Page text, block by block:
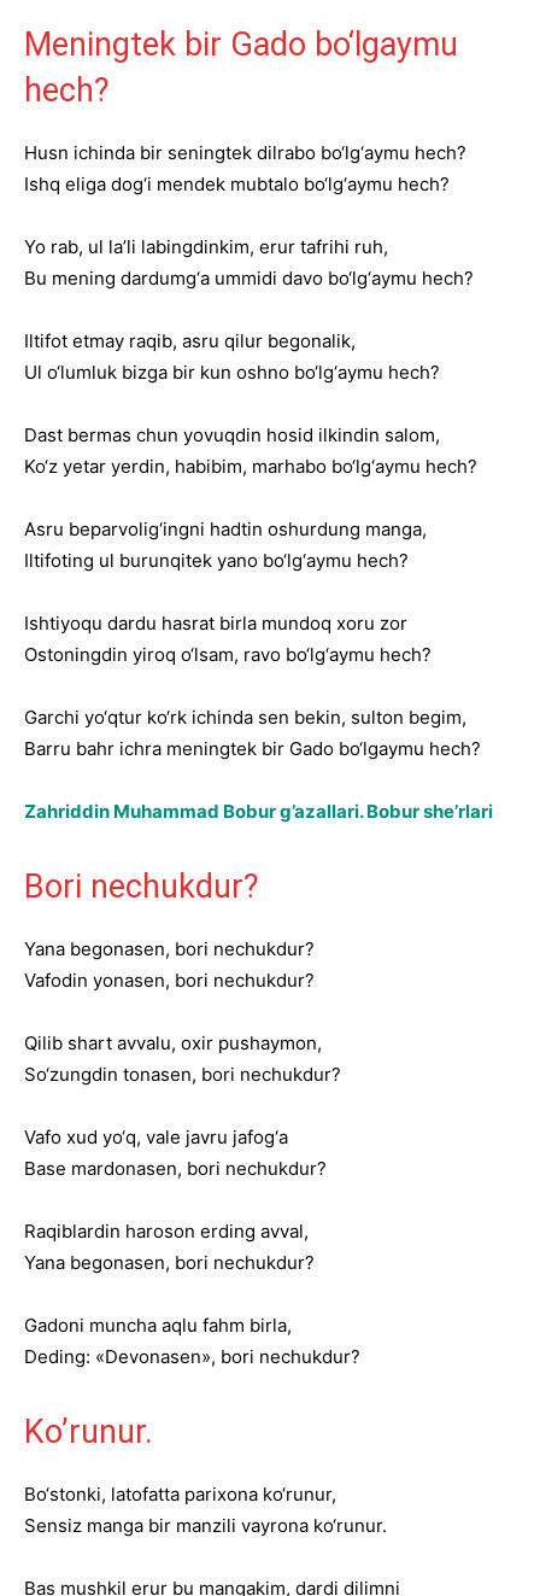
Meningtek bir Gado bo‘lgaymu
hech?
Husn ichinda bir seningtek dilrabo bo‘lg‘aymu hech?
Ishq eliga dog‘i mendek mubtalo bo‘lg‘aymu hech?
Yo rab, ul la’li labingdinkim, erur tafrihi ruh,
Bu mening dardumg‘a ummidi davo bo‘lg‘aymu hech?
Iltifot etmay raqib, asru qilur begonalik,
Ul o‘lumluk bizga bir kun oshno bo‘lg‘aymu hech?
Dast bermas chun yovuqdin hosid ilkindin salom,
Ko‘z yetar yerdin, habibim, marhabo bo‘lg‘aymu hech?
Asru beparvolig‘ingni hadtin oshurdung manga,
Iltifoting ul burunqitek yano bo‘lg‘aymu hech?
Ishtiyoqu dardu hasrat birla mundoq xoru zor
Ostoningdin yiroq o‘lsam, ravo bo‘lg‘aymu hech?
Garchi yo‘qtur ko‘rk ichinda sen bekin, sulton begim,
Barru bahr ichra meningtek bir Gado bo‘lgaymu hech?
Zahriddin Muhammad Bobur g’azallari. Bobur she’rlari
Bori nechukdur?
Yana begonasen, bori nechukdur?
Vafodin yonasen, bori nechukdur?
Qilib shart avvalu, oxir pushaymon,
So‘zungdin tonasen, bori nechukdur?
Vafo xud yo‘q, vale javru jafog‘a
Base mardonasen, bori nechukdur?
Raqiblardin haroson erding avval,
Yana begonasen, bori nechukdur?
Gadoni muncha aqlu fahm birla,
Deding: «Devonasen», bori nechukdur?
Ko’runur.
Bo‘stonki, latofatta parixona ko‘runur,
Sensiz manga bir manzili vayrona ko‘runur.
Bas mushkil erur bu mangakim, dardi dilimni